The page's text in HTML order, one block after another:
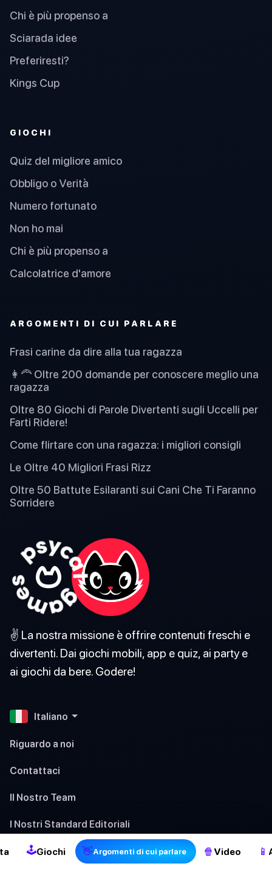
2
🕹Giochi 👋Argomenti di cui parlare 🍿 Video 📱
Chi è più propenso a
Sciarada idee
Preferiresti?
Kings Cup
GIOCHI
Quiz del migliore amico
Obbligo o Verità
Numero fortunato
Non ho mai
Chi è più propenso a
Calcolatrice d'amore
ARGOMENTI DI CUI PARLARE
Frasi carine da dire alla tua ragazza
👩‍🦰 Oltre 200 domande per conoscere meglio una
ragazza
Oltre 80 Giochi di Parole Divertenti sugli Uccelli per
Farti Ridere!
Come flirtare con una ragazza: i migliori consigli
Le Oltre 40 Migliori Frasi Rizz
Oltre 50 Battute Esilaranti sui Cani Che Ti Faranno
Sorridere
✌️ La nostra missione è offrire contenuti freschi e
divertenti. Dai giochi mobili, app e quiz, ai party e
ai giochi da bere. Godere!
Italiano
Riguardo a noi
Contattaci
Il Nostro Team
I Nostri Standard Editoriali
Termini